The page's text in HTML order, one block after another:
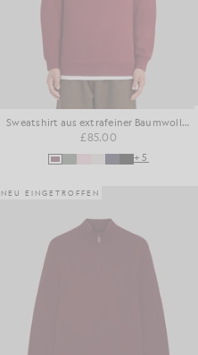
Sweatshirt aus extrafeiner Baumwolle mit 1/4-Reißverschluss
£85.00
+5
NEU EINGETROFFEN